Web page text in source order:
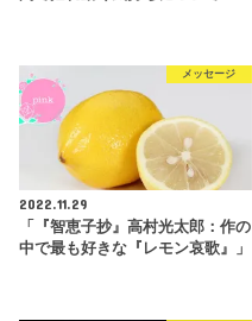
メッセージ
2022.11.29
「『智恵子抄』高村光太郎：作の
中で最も好きな『レモン哀歌』」